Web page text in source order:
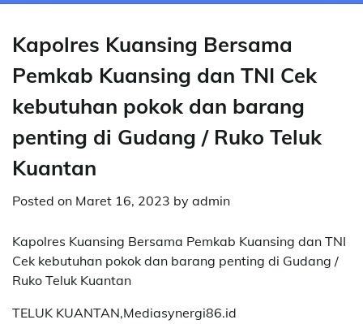
Kapolres Kuansing Bersama
Pemkab Kuansing dan TNI Cek
kebutuhan pokok dan barang
penting di Gudang / Ruko Teluk
Kuantan
Posted on Maret 16, 2023 by admin
Kapolres Kuansing Bersama Pemkab Kuansing dan TNI
Cek kebutuhan pokok dan barang penting di Gudang /
Ruko Teluk Kuantan
TELUK KUANTAN,Mediasynergi86.id